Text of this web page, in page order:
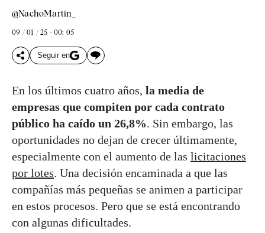
@NachoMartin_
09 / 01 / 25 - 00: 05
Seguir en
En los últimos cuatro años, la media de
empresas que compiten por cada contrato
público ha caído un 26,8%. Sin embargo, las
oportunidades no dejan de crecer últimamente,
especialmente con el aumento de las licitaciones
por lotes. Una decisión encaminada a que las
compañías más pequeñas se animen a participar
en estos procesos. Pero que se está encontrando
con algunas dificultades.